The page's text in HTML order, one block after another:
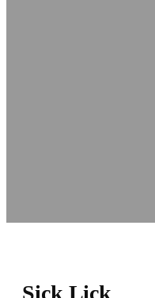
Sick Lick